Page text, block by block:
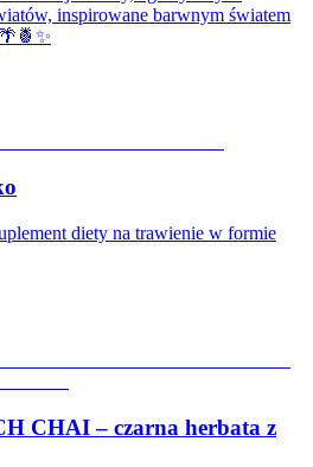
inspirowane barwnym światem
diety na trawienie w formie
CHAI – czarna herbata z